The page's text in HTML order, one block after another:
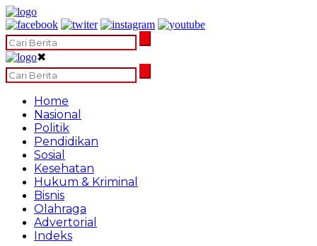
✖
Home
Nasional
Politik
Pendidikan
Sosial
Kesehatan
Hukum & Kriminal
Bisnis
Olahraga
Advertorial
Indeks